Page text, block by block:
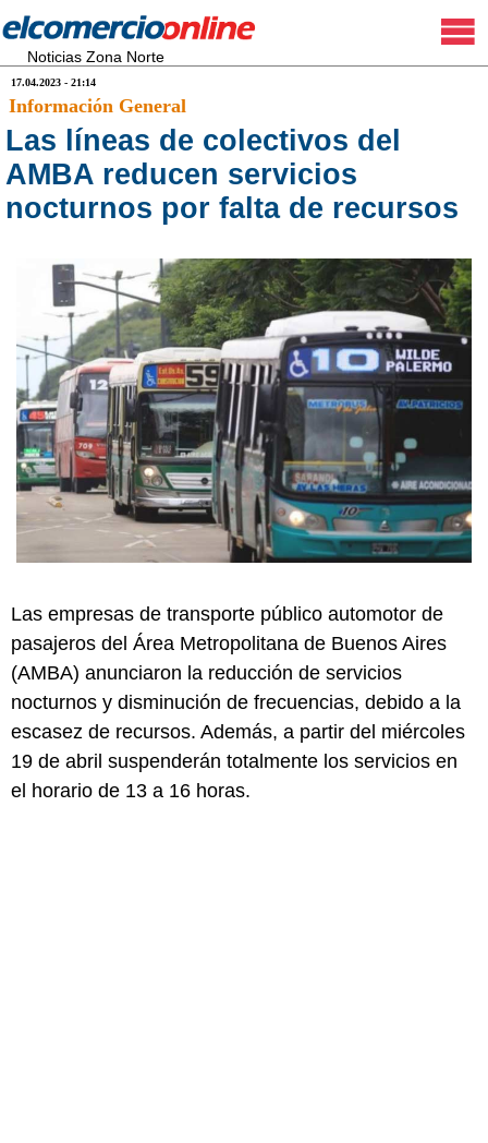
Noticias Zona Norte
17.04.2023 - 21:14
Información General
Las líneas de colectivos del
AMBA reducen servicios
nocturnos por falta de recursos
Las empresas de transporte público automotor de
pasajeros del Área Metropolitana de Buenos Aires
(AMBA) anunciaron la reducción de servicios
nocturnos y disminución de frecuencias, debido a la
escasez de recursos. Además, a partir del miércoles
19 de abril suspenderán totalmente los servicios en
el horario de 13 a 16 horas.